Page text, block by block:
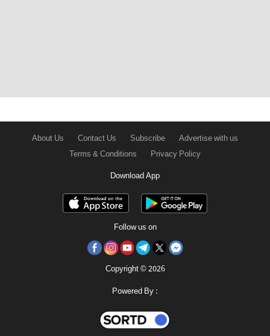
About Us Contact Us Subscribe
Advertise with us
Terms & Conditions
Privacy Policy
Download App
Follow us on
Copyright © 2026
Powered By :